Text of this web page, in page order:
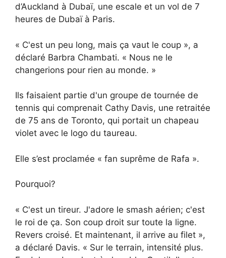
d’Auckland à Dubaï, une escale et un vol de 7
heures de Dubaï à Paris.
« C'est un peu long, mais ça vaut le coup », a
déclaré Barbra Chambati. « Nous ne le
changerions pour rien au monde. »
Ils faisaient partie d'un groupe de tournée de
tennis qui comprenait Cathy Davis, une retraitée
de 75 ans de Toronto, qui portait un chapeau
violet avec le logo du taureau.
Elle s’est proclamée « fan suprême de Rafa ».
Pourquoi?
« C'est un tireur. J'adore le smash aérien; c'est
le roi de ça. Son coup droit sur toute la ligne.
Revers croisé. Et maintenant, il arrive au filet »,
a déclaré Davis. « Sur le terrain, intensité plus.